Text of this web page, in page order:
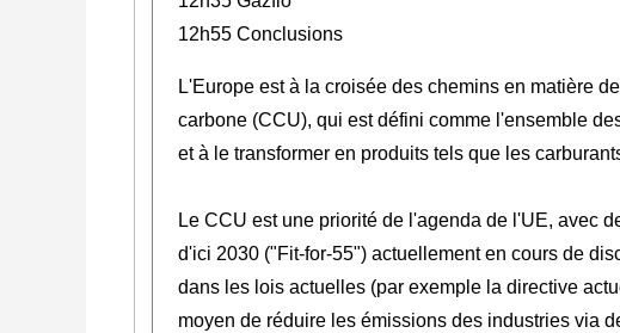
12h55 Conclusions
L'Europe est à la croisée des chemins en matière
carbone (CCU), qui est défini comme l'ensemble
et à le transformer en produits tels que les
Le CCU est une priorité de l'agenda de l'UE, avec
d'ici 2030 ("Fit-for-55") actuellement en cours de
dans les lois actuelles (par exemple la directive
moyen de réduire les émissions des industries via